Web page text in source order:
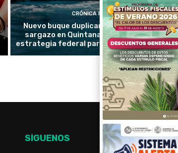
CRÓNICA RIVIERA
Nuevo buque duplicará la recolección de
sargazo en Quintana Roo y reforzará la
estrategia federal para proteger las playas
SÍGUENOS